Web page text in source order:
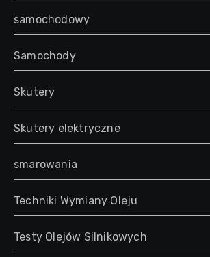
samochodowy
Samochody
Skutery
Skutery elektryczne
smarowania
Techniki Wymiany Oleju
Testy Olejów Silnikowych